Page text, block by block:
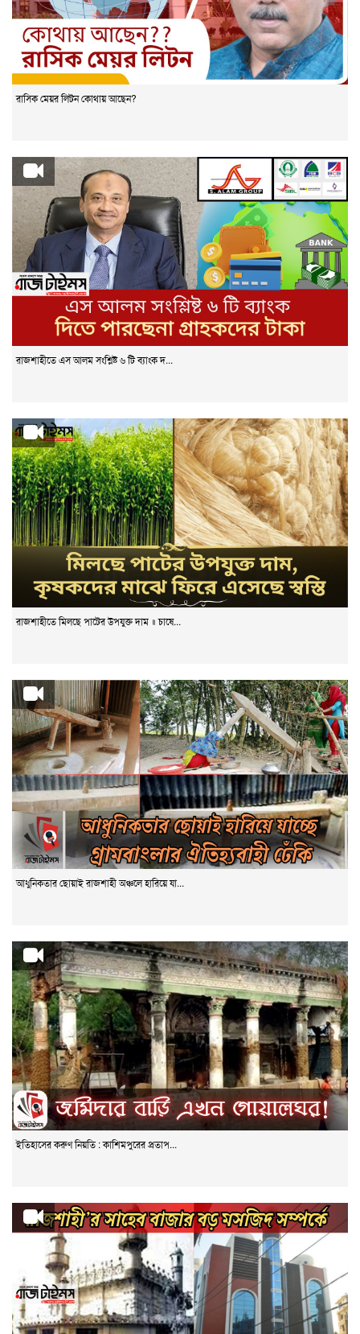
রাসিক মেয়র লিটন কোথায় আছেন?
রাজশাহীতে এস আলম সংশ্লিষ্ট ৬ টি ব্যাংক দ...
রাজশাহীতে মিলছে পাটের উপযুক্ত দাম ॥ চাষে...
আধুনিকতার ছোয়াই রাজশাহী অঞ্চলে হারিয়ে যা...
ইতিহাসের করুণ নিয়তি : কাশিমপুরের প্রতাপ...